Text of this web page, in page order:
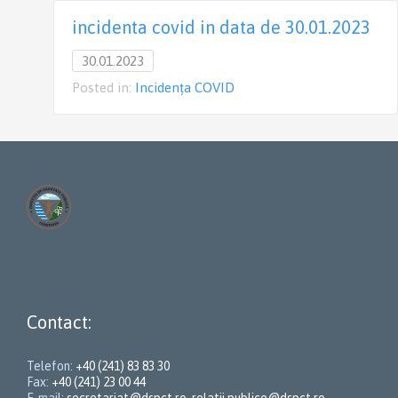
incidenta covid in data de 30.01.2023
30.01.2023
Posted in: Incidența COVID
Contact:
Telefon: +40 (241) 83 83 30
Fax: +40 (241) 23 00 44